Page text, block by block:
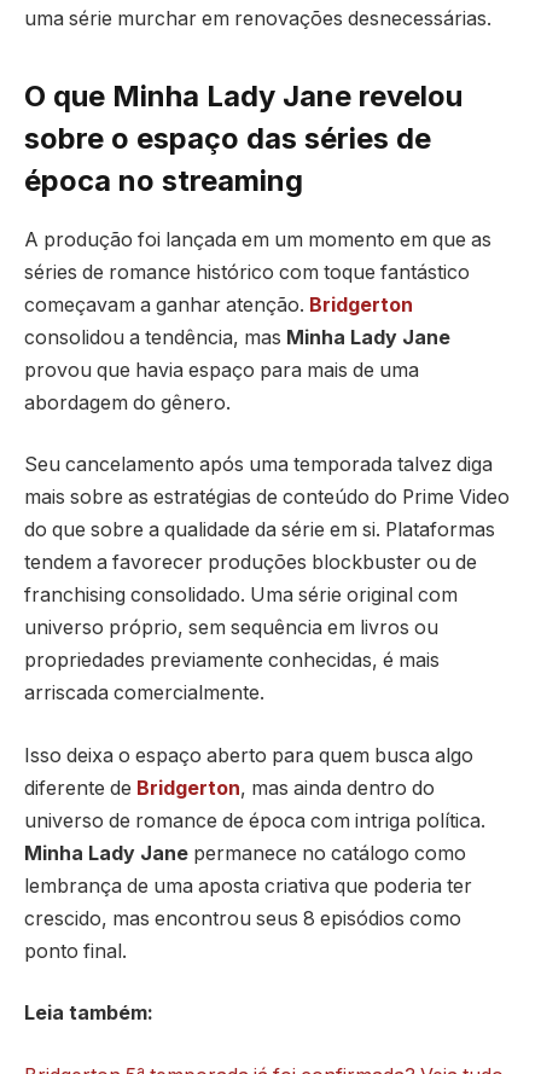
uma série murchar em renovações desnecessárias.
O que Minha Lady Jane revelou
sobre o espaço das séries de
época no streaming
A produção foi lançada em um momento em que as
séries de romance histórico com toque fantástico
começavam a ganhar atenção. Bridgerton
consolidou a tendência, mas Minha Lady Jane
provou que havia espaço para mais de uma
abordagem do gênero.
Seu cancelamento após uma temporada talvez diga
mais sobre as estratégias de conteúdo do Prime Video
do que sobre a qualidade da série em si. Plataformas
tendem a favorecer produções blockbuster ou de
franchising consolidado. Uma série original com
universo próprio, sem sequência em livros ou
propriedades previamente conhecidas, é mais
arriscada comercialmente.
Isso deixa o espaço aberto para quem busca algo
diferente de Bridgerton, mas ainda dentro do
universo de romance de época com intriga política.
Minha Lady Jane permanece no catálogo como
lembrança de uma aposta criativa que poderia ter
crescido, mas encontrou seus 8 episódios como
ponto final.
Leia também: